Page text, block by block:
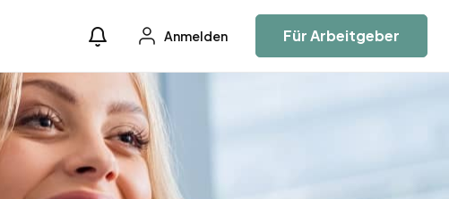
Anmelden Für Arbeitgeber